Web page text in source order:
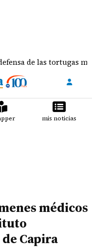
marinas
mis noticias
médicos
Capira